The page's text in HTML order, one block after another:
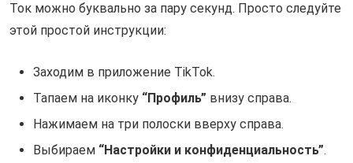
Ток можно буквально за пару секунд. Просто следуйте
этой простой инструкции:
Заходим в приложение TikTok.
Тапаем на иконку “Профиль” внизу справа.
Нажимаем на три полоски вверху справа.
Выбираем “Настройки и конфиденциальность”.